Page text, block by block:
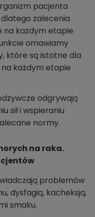
pacjenta
zalecenia
na każdym etapie
omawiamy
które są istotne dla
każdym etapie
odgrywają
sił i wspieraniu
normy.
na raka.
problemów
dysfagią, kacheksją,
smaku.